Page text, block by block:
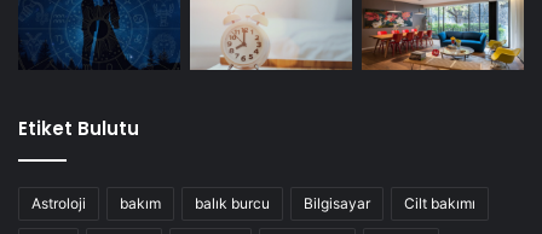
Etiket Bulutu
Astroloji bakım balık burcu Bilgisayar Cilt bakımı